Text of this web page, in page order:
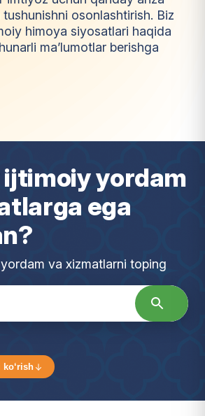
osonlashtirish. Biz
himoya siyosatlari haqida
ma’lumotlar berishga
ijtimoiy yordam
ega
va xizmatlarni toping
ko‘rish